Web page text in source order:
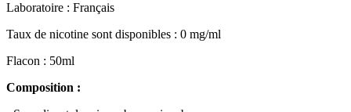
Laboratoire : Français
Taux de nicotine sont disponibles : 0 mg/ml
Flacon : 50ml
Composition :